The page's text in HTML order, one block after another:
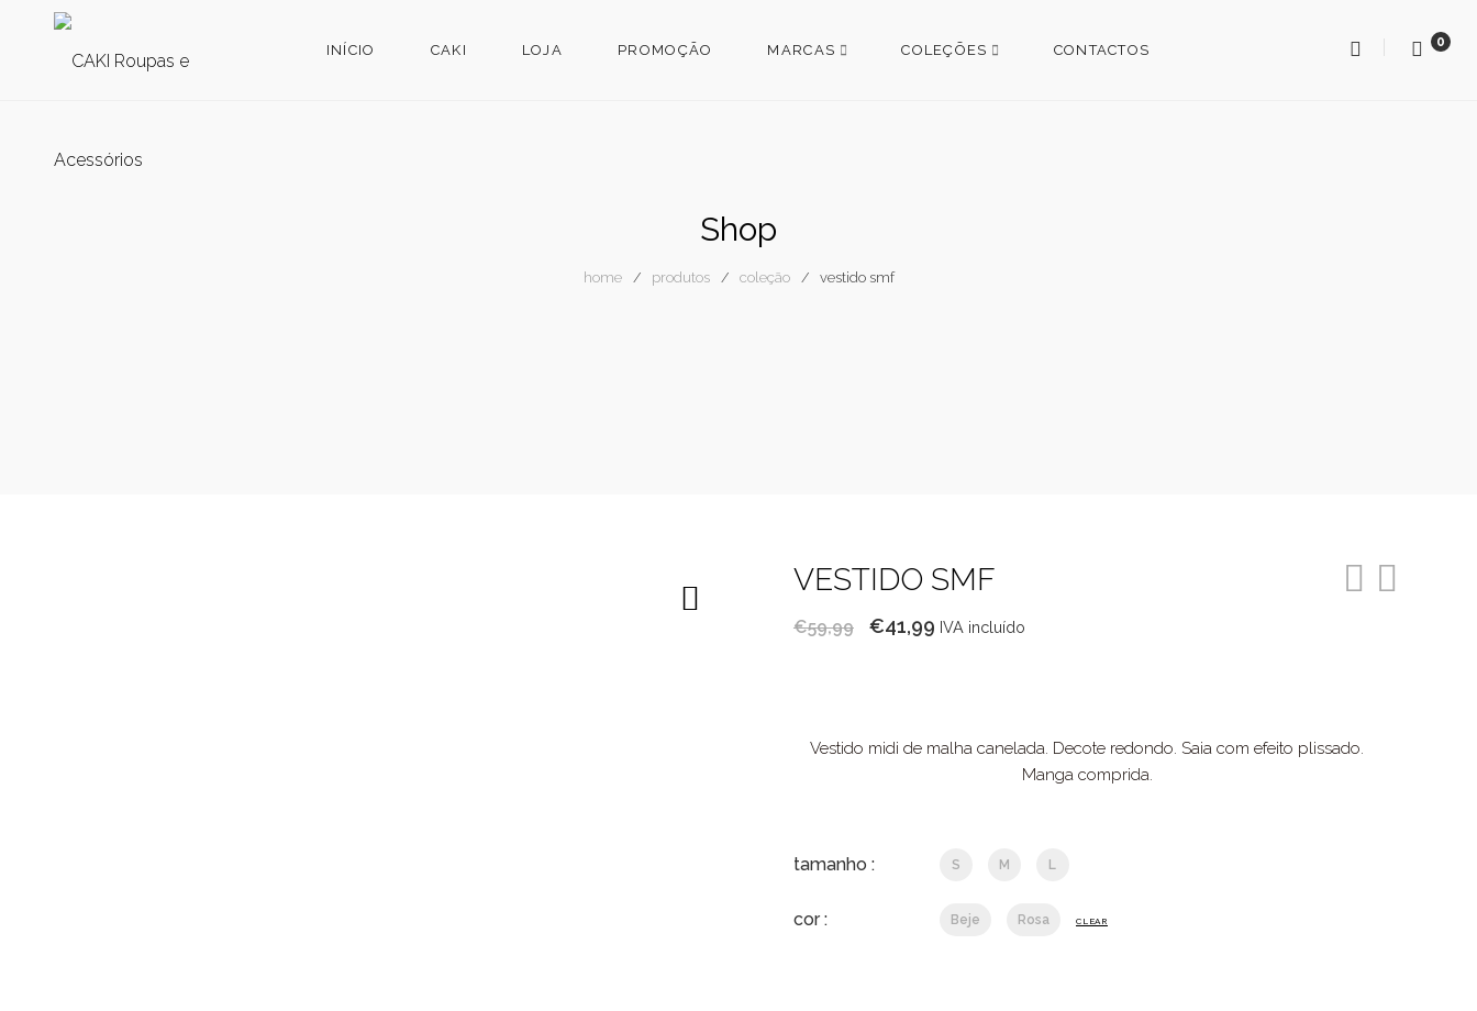
INÍCIO CAKI LOJA PROMOÇÃO MARCAS COLEÇÕES CONTACTOS 0
Shop
home produtos coleção vestido smf
VESTIDO SMF
€59,99
O
€59,99.
€41,99O
€41,99.
IVA incluído
Vestido midi de malha canelada. Decote redondo. Saia com efeito plissado.
Manga comprida.
tamanho : S M L
cor : Beje Rosa CLEAR